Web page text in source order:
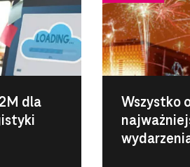
dla
Wszystko